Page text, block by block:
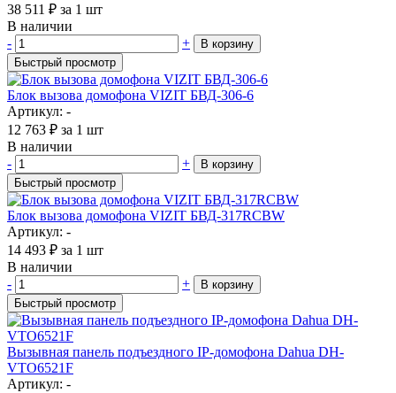
38 511 ₽ за 1 шт
В наличии
-
+
В корзину
Быстрый просмотр
Блок вызова домофона VIZIT БВД-306-6
Артикул: -
12 763 ₽ за 1 шт
В наличии
-
+
В корзину
Быстрый просмотр
Блок вызова домофона VIZIT БВД-317RCBW
Артикул: -
14 493 ₽ за 1 шт
В наличии
-
+
В корзину
Быстрый просмотр
Вызывная панель подъездного IP-домофона Dahua DH-
VTO6521F
Артикул: -